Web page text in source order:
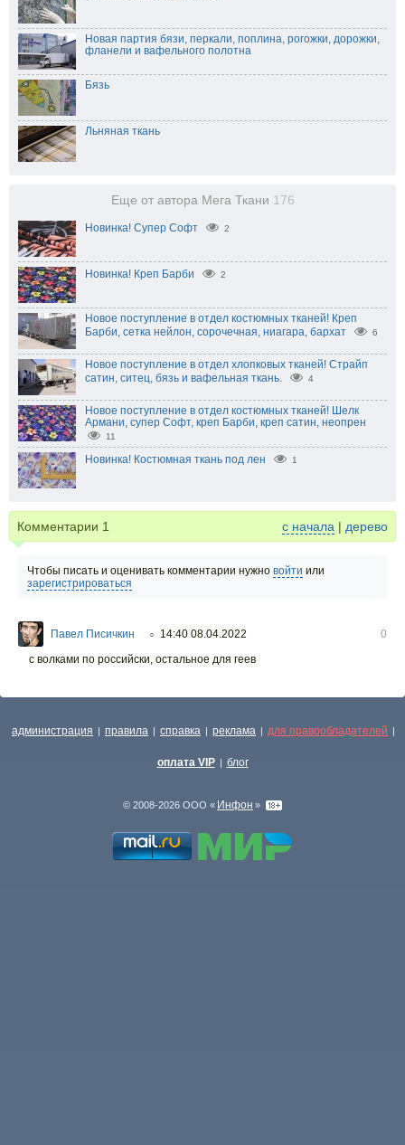
Новая партия бязи, перкали, поплина, рогожки, дорожки,
фланели и вафельного полотна
Бязь
Льняная ткань
Еще от автора Мега Ткани 176
Новинка! Супер Софт 2
Новинка! Креп Барби 2
Новое поступление в отдел костюмных тканей! Креп
Барби, сетка нейлон, сорочечная, ниагара, бархат
6
Новое поступление в отдел хлопковых тканей! Страйп
сатин, ситец, бязь и вафельная ткань.
4
Новое поступление в отдел костюмных тканей! Шелк
Армани, супер Софт, креп Барби, креп сатин, неопрен
11
Новинка! Костюмная ткань под лен 1
Комментарии 1 с начала | дерево
Чтобы писать и оценивать комментарии нужно войти или
зарегистрироваться
Павел Писичкин ○ 14:40 08.04.2022
0
с волками по российски, остальное для геев
администрация | правила | справка | реклама | для правообладателей |
оплата VIP | блог
© 2008-2026 ООО « Инфон »